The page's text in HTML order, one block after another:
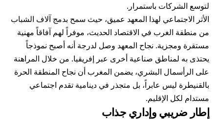
لتوسع الشركات باستمرار.
الأثر الاجتماعي لهذا المعهد عميق، حيث سمح بدمج آلاف الشباب
من منطقة الغرب في الاقتصاد الحديث، موفراً لهم آفاقاً مهنية
مستقرة ومجزية. نجاح المعهد وصل لدرجة أنه أصبح نموذجاً
يحتذى به لمناطق صناعية أخرى عبر إفريقيا. من خلال المراهنة
على الرأسمال البشري، يضمن المغرب أن نجاح المنطقة الحرة
بالقنيطرة ليس عابراً، بل متجذر في دينامية تقدم اجتماعي
مستدام لكل الإقليم.
إطار ضريبي وإداري جذاب